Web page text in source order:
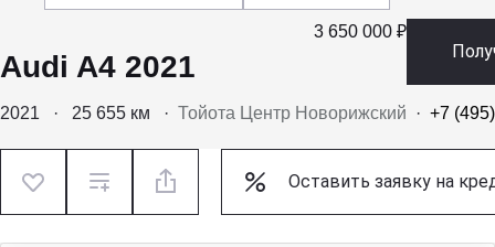
Audi A4 2021
3 650 000 ₽
2021 · 25 655 км · Тойота Центр Новорижский · +7
Оставить заявку на